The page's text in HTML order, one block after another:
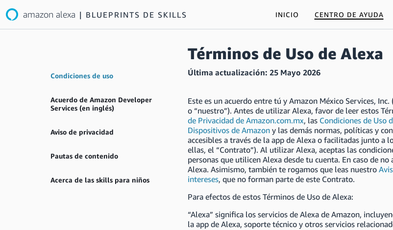
amazon alexa | BLUEPRINTS DE SKILLS INICIO CENTRO DE AYUDA
Condiciones de uso
Acuerdo de Amazon Developer
Services (en inglés)
Aviso de privacidad
Pautas de contenido
Acerca de las skills para niños
Términos de Uso de Alexa
Última actualización: 25 Mayo 2026
Este es un acuerdo entre tú y Amazon México Services,
o “nuestro”). Antes de utilizar Alexa, favor de leer estos
de Privacidad de Amazon.com.mx, las Condiciones de Uso
Dispositivos de Amazon y las demás normas, políticas y
accesibles a través de la app de Alexa o facilitadas junto
ellas, el “Contrato”). Al utilizar Alexa, aceptas las
personas que utilicen Alexa desde tu cuenta. En caso de
Alexa. Asimismo, también te rogamos que leas nuestro
intereses, que no forman parte de este Contrato.
Para efectos de estos Términos de Uso de Alexa:
“Alexa” significa los servicios de Alexa de Amazon,
la app de Alexa, soporte técnico y otros servicios